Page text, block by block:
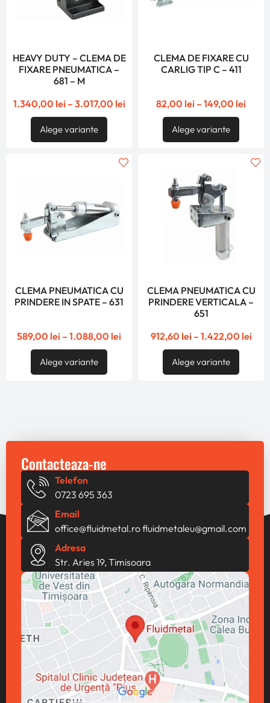
HEAVY DUTY – CLEMA DE
FIXARE PNEUMATICA –
681 – M
1.340,00 lei – 3.017,00 lei
Alege variante
CLEMA DE FIXARE CU
CARLIG TIP C – 411
82,00 lei – 149,00 lei
Alege variante
CLEMA PNEUMATICA CU
PRINDERE IN SPATE – 631
589,00 lei – 1.088,00 lei
Alege variante
CLEMA PNEUMATICA CU
PRINDERE VERTICALA –
651
912,60 lei – 1.422,00 lei
Alege variante
Contacteaza-ne
Telefon
0723 695 363
Email
office@fluidmetal.rofluidmetaleu@gmail.com
Adresa
Str. Aries 19, Timisoara